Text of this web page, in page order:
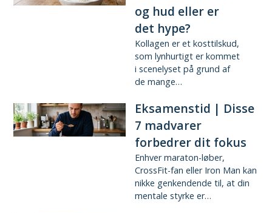
og hud eller er
det hype?
Kollagen er et kosttilskud,
som lynhurtigt er kommet
i scenelyset på grund af
de mange…
Eksamenstid | Disse
7 madvarer
forbedrer dit fokus
Enhver maraton-løber,
CrossFit-fan eller Iron Man kan
nikke genkendende til, at din
mentale styrke er…